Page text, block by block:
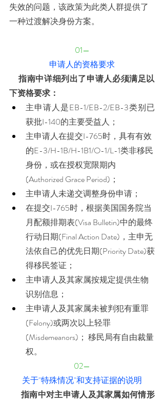
失效的问题，该政策为此类人群提供了
一种过渡解决身份方案。
01—
申请人的资格要求
     指南中详细列出了申请人必须满足以
下资格要求：
主申请人是EB-1/EB-2/EB-3类别已
获批I-140的主要受益人；
主申请人在提交I-765时，具有有效
的E-3/H-1B/H-1B1/O-1/L-1类非移民
身份，或在授权宽限期内
(Authorized Grace Period)；
主申请人未递交调整身份申请；
在提交I-765时，根据美国国务院当
月配额排期表(Visa Bulletin)中的最终
行动日期(Final Action Date)，主申无
法依自己的优先日期(Priority Date)获
得移民签证；
主申请人及其家属按规定提供生物
识别信息；
主申请人及其家属未被判犯有重罪
(Felony)或两次以上轻罪
(Misdemeanors)； 移民局有自由裁量
权。
02—
关于"特殊情况"和支持证据的说明
指南中对主申请人及其家属如何情形